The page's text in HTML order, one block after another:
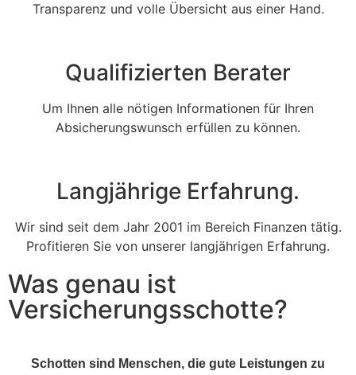
Transparenz und volle Übersicht aus einer Hand.
Qualifizierten Berater
Um Ihnen alle nötigen Informationen für Ihren
Absicherungswunsch erfüllen zu können.
Langjährige Erfahrung.
Wir sind seit dem Jahr 2001 im Bereich Finanzen tätig.
Profitieren Sie von unserer langjährigen Erfahrung.
Was genau ist
Versicherungsschotte?
Schotten sind Menschen, die gute Leistungen zu